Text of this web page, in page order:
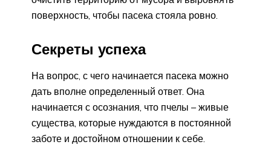
поверхность, чтобы пасека стояла ровно.
Секреты успеха
На вопрос, с чего начинается пасека можно
дать вполне определенный ответ. Она
начинается с осознания, что пчелы – живые
существа, которые нуждаются в постоянной
заботе и достойном отношении к себе.